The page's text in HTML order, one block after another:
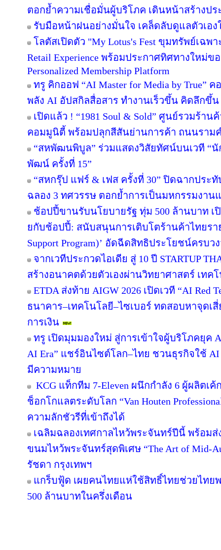
ตอกย้ำความเชื่อมั่นผู้บริโภค เดินหน้าสร้างป
รับมือหน้าฝนอย่างมั่นใจ เคล็ดลับดูแลตัวเอง
โลตัสเปิดตัว "My Lotus's Fest ขุมทรัพย์เฉ
Retail Experience พร้อมประกาศทิศทางใหม่ขอ
Personalized Membership Platform
ทรู คิกออฟ “AI Master for Media by True”
พลัง AI อัปสกิลสื่อสาร ทำงานเร็วขึ้น คิดลึกขึ้
เปิดแล้ว ! “1981 Soul & Sold” ศูนย์รวมร้
คอมมูนิตี้ พร้อมปลุกสีสันย่านการค้า ถนนราม
“สหพัฒนพิบูล” ร่วมแสดงวิสัยทัศน์บนเวที “
พัฒน์ ครั้งที่ 15”
“สหกรุ๊ป แฟร์ & เฟส ครั้งที่ 30” ปิดฉากประ
ฉลอง 3 ทศวรรษ ตอกย้ำการเป็นมหกรรมงา
ช้อปปี้ขานรับนโยบายรัฐ ทุ่ม 500 ล้านบาท เ
ยกับช้อปปี้: สนับสนุนการเติบโตร้านค้าไทยรา
Support Program)’ อัดฉีดสิทธิประโยชน์ครบว
จากเวทีประกวดไอเดีย สู่ 10 ปี STARTUP
สร้างอนาคตด้วยตัวเองผ่านวิทยาศาสตร์ เทค
ETDA ส่งท้าย AIGW 2026 เปิดเวที “AI Red
ธนาคาร–เทคโนโลยี–ไซเบอร์ ทดสอบหาจุดเ
การเงิน
ทรู เปิดมุมมองใหม่ สู่การเข้าใจผู้บริโภคยุค
AI Era” แชร์อินไซต์โลก–ไทย ชวนธุรกิจใช้
มีความหมาย
KCG แท็กทีม 7-Eleven ผนึกกำลัง 6 ผู้ผลิตเ
ช็อกโกแลตระดับโลก “Van Houten
ความลักชัวรีที่เข้าถึงได้
เฉลิมฉลองเทศกาลไหว้พระจันทร์ปีนี้ พร้อม
ขนมไหว้พระจันทร์สุดพิเศษ “The Art of Mid-
รัชดา กรุงเทพฯ
แกร็บฟู้ด เผยคนไทยแห่ใช้สิทธิ์ไทยช่วยไทยพ
500 ล้านบาทในครึ่งเดือน